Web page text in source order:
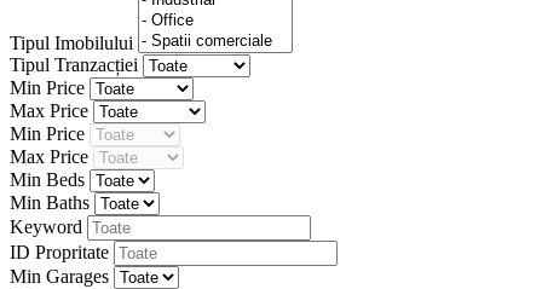
Tipul Imobilului
Tipul Tranzacției
Min Price
Max Price
Min Price
Max Price
Min Beds
Min Baths
Keyword
ID Propritate
Min Garages